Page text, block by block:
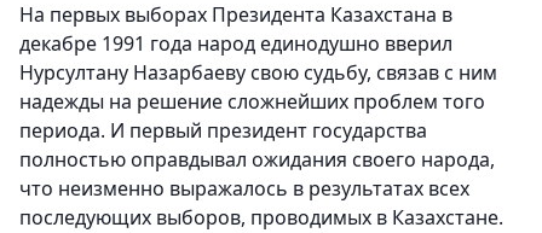
На первых выборах Президента Казахстана в
декабре 1991 года народ единодушно вверил
Нурсултану Назарбаеву свою судьбу, связав с ним
надежды на решение сложнейших проблем того
периода. И первый президент государства
полностью оправдывал ожидания своего народа,
что неизменно выражалось в результатах всех
последующих выборов, проводимых в Казахстане.